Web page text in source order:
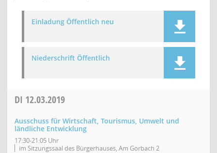
Einladung Öffentlich neu
Niederschrift Öffentlich
DI 12.03.2019
Ausschuss für Wirtschaft, Tourismus, Umwelt und
ländliche Entwicklung
17:30-21:05 Uhr
im Sitzungssaal des Bürgerhauses, Am Gorbach 2